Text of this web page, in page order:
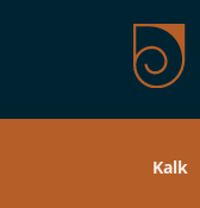
Kalk
Laser